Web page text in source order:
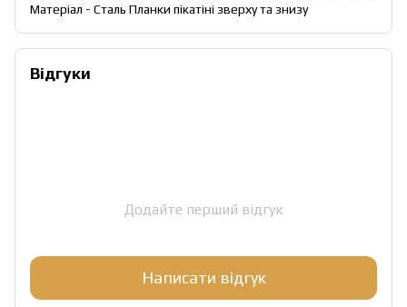
Матеріал - Сталь Планки пікатіні зверху та знизу
Відгуки
Додайте перший відгук
Написати відгук